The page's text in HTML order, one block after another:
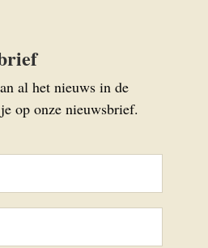
al het nieuws in de
op onze nieuwsbrief.